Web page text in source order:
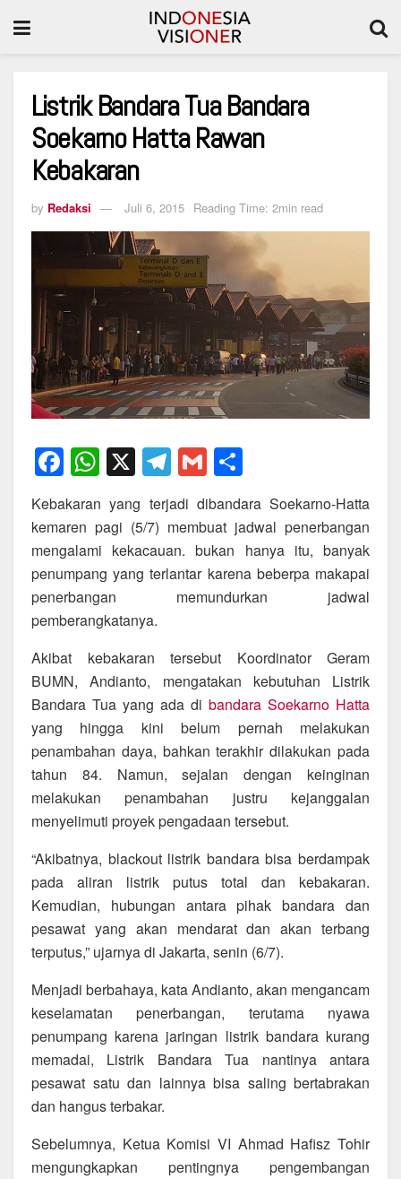
Listrik Bandara Tua Bandara
Soekarno Hatta Rawan
Kebakaran
by Redaksi Juli 6, 2015 Reading Time: 2min read
F
a
c
e
b
o
o
k
W
h
at
s
A
p
p
X T
el
e
gr
a
m
G
m
ail
h
ar
e
Kebakaran yang terjadi dibandara Soekarno-Hatta
kemaren pagi (5/7) membuat jadwal penerbangan
mengalami kekacauan. bukan hanya itu, banyak
penumpang yang terlantar karena beberpa makapai
penerbangan memundurkan jadwal
pemberangkatanya.
Akibat kebakaran tersebut Koordinator Geram
BUMN, Andianto, mengatakan kebutuhan Listrik
Bandara Tua yang ada di bandara Soekarno Hatta
yang hingga kini belum pernah melakukan
penambahan daya, bahkan terakhir dilakukan pada
tahun 84. Namun, sejalan dengan keinginan
melakukan penambahan justru kejanggalan
menyelimuti proyek pengadaan tersebut.
“Akibatnya, blackout listrik bandara bisa berdampak
pada aliran listrik putus total dan kebakaran.
Kemudian, hubungan antara pihak bandara dan
pesawat yang akan mendarat dan akan terbang
terputus,” ujarnya di Jakarta, senin (6/7).
Menjadi berbahaya, kata Andianto, akan mengancam
keselamatan penerbangan, terutama nyawa
penumpang karena jaringan listrik bandara kurang
memadai, Listrik Bandara Tua nantinya antara
pesawat satu dan lainnya bisa saling bertabrakan
dan hangus terbakar.
Sebelumnya, Ketua Komisi VI Ahmad Hafisz Tohir
mengungkapkan pentingnya pengembangan